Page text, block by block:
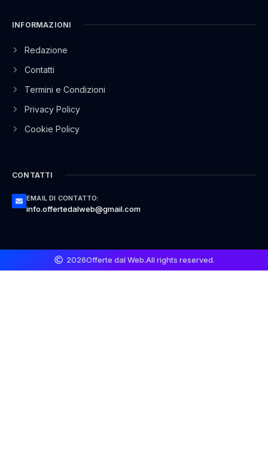
INFORMAZIONI
Redazione
Contatti
Termini e Condizioni
Privacy Policy
Cookie Policy
CONTATTI
EMAIL DI CONTATTO:
info.offertedalweb@gmail.com
2026Offerte dal Web.All rights reserved.